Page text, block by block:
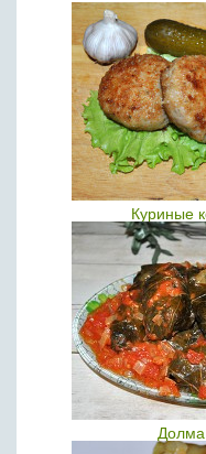
Куриные
Долма